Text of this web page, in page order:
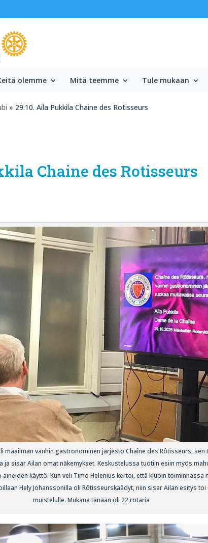
olemme Mitä teemme Tule mukaan
» 29.10. Aila Pukkila Chaine des Rotisseurs
Chaine des Rotisseurs
maailman vanhin gastronominen järjestö Chaîne des Rôtisseurs,
ja sisar Ailan omat näkemykset. Keskustelussa tuotiin esiin myös
käyttö. Kun veli Timo Helenius kertoi, että klubin toiminnassa
Hely Johanssonilla oli Rôtisseurskäädyt, niin sisar Ailan esitys
muistelulle. Mukana tänään oli 22 rotaria